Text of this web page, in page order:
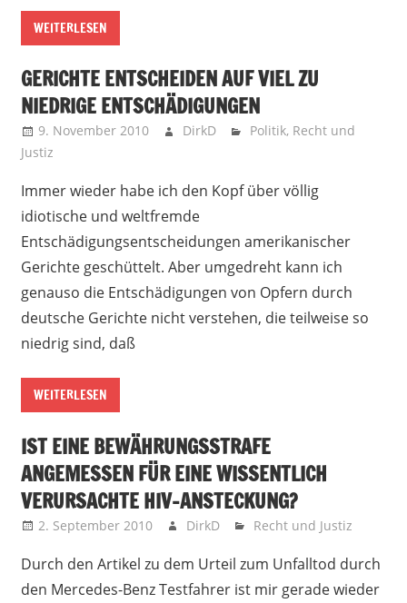
WEITERLESEN
GERICHTE ENTSCHEIDEN AUF VIEL ZU
NIEDRIGE ENTSCHÄDIGUNGEN
9. November 2010 DirkD Politik, Recht und
Justiz
Immer wieder habe ich den Kopf über völlig
idiotische und weltfremde
Entschädigungsentscheidungen amerikanischer
Gerichte geschüttelt. Aber umgedreht kann ich
genauso die Entschädigungen von Opfern durch
deutsche Gerichte nicht verstehen, die teilweise so
niedrig sind, daß
WEITERLESEN
IST EINE BEWÄHRUNGSSTRAFE
ANGEMESSEN FÜR EINE WISSENTLICH
VERURSACHTE HIV-ANSTECKUNG?
2. September 2010 DirkD Recht und Justiz
Durch den Artikel zu dem Urteil zum Unfalltod durch
den Mercedes-Benz Testfahrer ist mir gerade wieder